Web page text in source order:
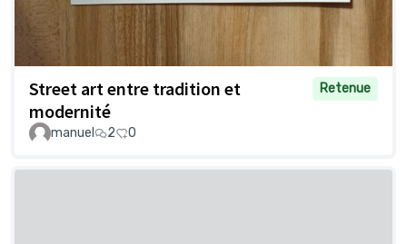
Street art entre tradition et
modernité
Retenue
manuel 2 0